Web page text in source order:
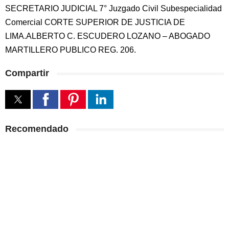
SECRETARIO JUDICIAL 7° Juzgado Civil Subespecialidad
Comercial CORTE SUPERIOR DE JUSTICIA DE
LIMA.ALBERTO C. ESCUDERO LOZANO – ABOGADO
MARTILLERO PUBLICO REG. 206.
Compartir
Recomendado